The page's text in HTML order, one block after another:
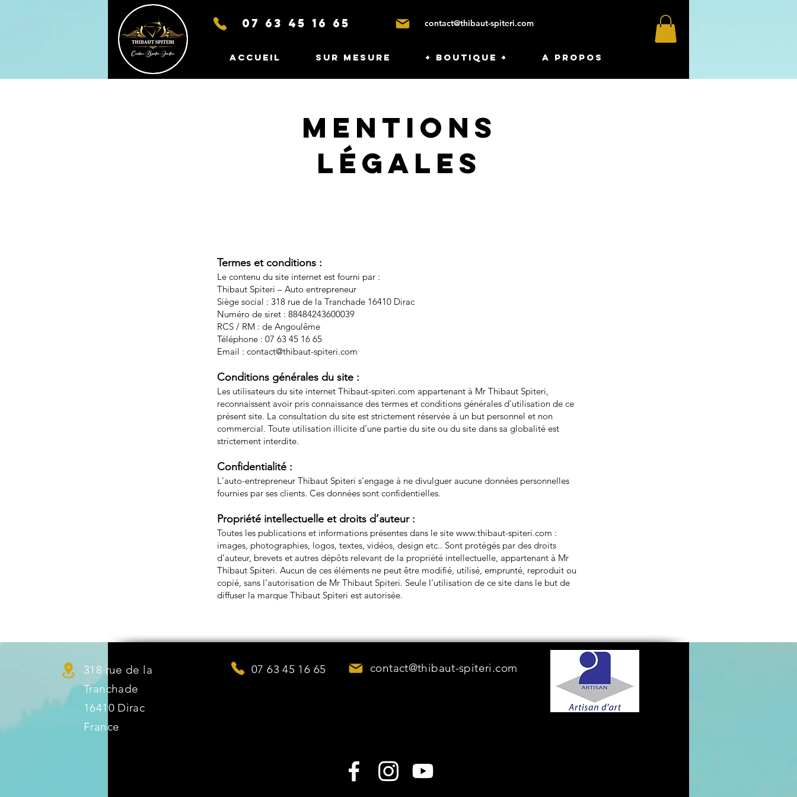
07 63 45 16 65 contact@thibaut-spiteri.com
Accueil Sur mesure + Boutique + A propos
Mentions
légales
Termes et conditions :
Le contenu du site internet est fourni par :
Thibaut Spiteri – Auto entrepreneur
Siège social : 318 rue de la Tranchade 16410 Dirac
Numéro de siret : 88484243600039
RCS / RM : de Angoulême
Téléphone : 07 63 45 16 65
Email : contact@thibaut-spiteri.com
Conditions générales du site :
Les utilisateurs du site internet Thibaut-spiteri.com appartenant à Mr Thibaut Spiteri,
reconnaissent avoir pris connaissance des termes et conditions générales d'utilisation de ce
présent site. La consultation du site est strictement réservée à un but personnel et non
commercial. Toute utilisation illicite d’une partie du site ou du site dans sa globalité est
strictement interdite.
Confidentialité :
L'auto-entrepreneur Thibaut Spiteri s’engage à ne divulguer aucune données personnelles
fournies par ses clients. Ces données sont confidentielles.
Propriété intellectuelle et droits d’auteur :
Toutes les publications et informations présentes dans le site www.thibaut-spiteri.com :
images, photographies, logos, textes, vidéos, design etc.. Sont protégés par des droits
d’auteur, brevets et autres dépôts relevant de la propriété intellectuelle, appartenant à Mr
Thibaut Spiteri. Aucun de ces éléments ne peut être modifié, utilisé, emprunté, reproduit ou
copié, sans l’autorisation de Mr Thibaut Spiteri. Seule l’utilisation de ce site dans le but de
diffuser la marque Thibaut Spiteri est autorisée.
318 rue de la
Tranchade
16410 Dirac
France
07 63 45 16 65 contact@thibaut-spiteri.com